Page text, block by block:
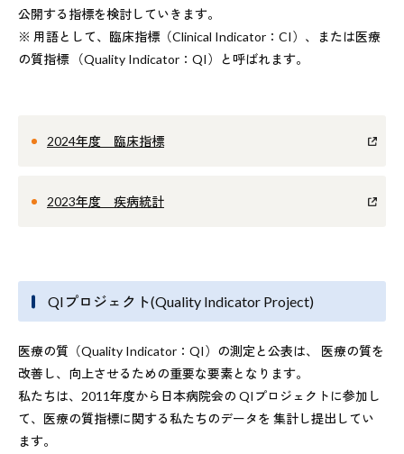
公開する指標を検討していきます。
※ 用語として、臨床指標（Clinical Indicator：CI）、または医療
の質指標 （Quality Indicator：QI）と呼ばれます。
2024年度 臨床指標
2023年度 疾病統計
QIプロジェクト(Quality Indicator Project)
医療の質（Quality Indicator：QI）の測定と公表は、 医療の質を
改善し、向上させるための重要な要素となります。
私たちは、2011年度から日本病院会の QIプロジェクトに参加し
て、医療の質指標に関する私たちのデータを 集計し提出してい
ます。